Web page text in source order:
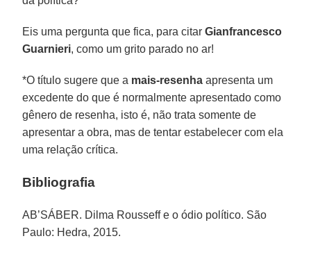
Eis uma pergunta que fica, para citarGianfrancesco
Guarnieri, como um grito parado no ar!
*O título sugere que a mais-resenha apresenta um
excedente do que é normalmente apresentado como
gênero de resenha, isto é, não trata somente de
apresentar a obra, mas de tentar estabelecer com ela
uma relação crítica.
Bibliografia
AB’SÁBER. Dilma Rousseff e o ódio político. São
Paulo: Hedra, 2015.